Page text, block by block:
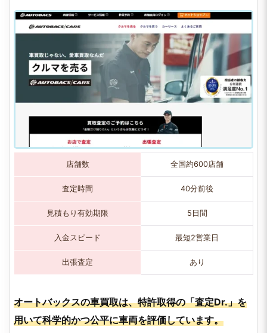
店舗数 全国約600店舗
査定時間 40分前後
見積もり有効期限 5日間
入金スピード 最短2営業日
出張査定 あり
オートバックスの車買取は、特許取得の「査定Dr.」を
用いて科学的かつ公平に車両を評価しています。